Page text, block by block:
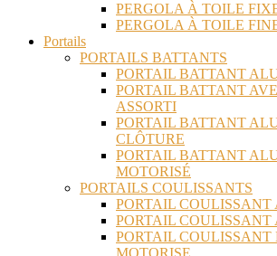
PERGOLA À TOILE
PERGOLA À TOILE
Portails
PORTAILS BATTANTS
PORTAIL BATTANT
PORTAIL BATTANT
ASSORTI
PORTAIL BATTANT
CLÔTURE
PORTAIL BATTANT
MOTORISÉ
PORTAILS COULISSANTS
PORTAIL
PORTAIL COULISSANT
PORTAIL COULISSANT